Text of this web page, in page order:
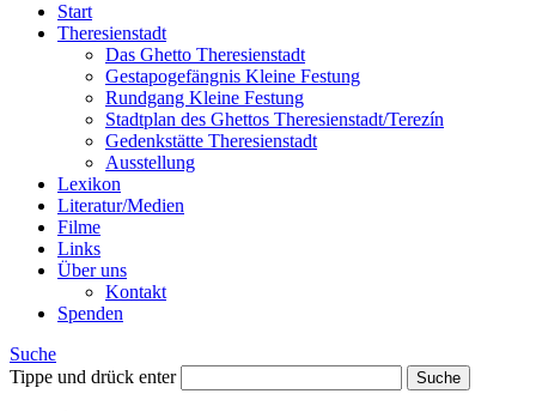
Start
Theresienstadt
Das Ghetto Theresienstadt
Gestapogefängnis Kleine Festung
Rundgang Kleine Festung
Stadtplan des Ghettos Theresienstadt/Terezín
Gedenkstätte Theresienstadt
Ausstellung
Lexikon
Literatur/Medien
Filme
Links
Über uns
Kontakt
Spenden
Suche
Tippe und drück enter
Suche